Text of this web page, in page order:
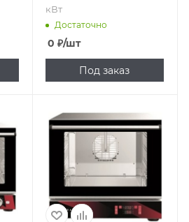
кВт
Достаточно
0 ₽/шт
Под заказ
Подпись к товару
220 В; 4 уровня;
противень -
уменьшенный,
противень -
460х340 мм; от 0
до 260 °С;
пароувлажнение;